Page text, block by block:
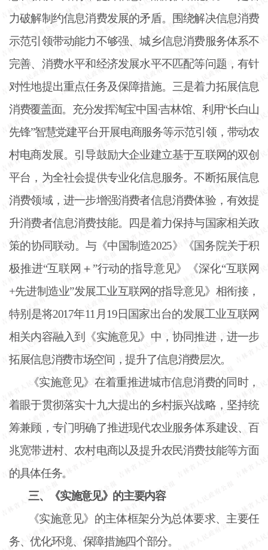
力破解制约信息消费发展的矛盾。围绕解决信息消费
示范引领带动能力不够强、城乡信息消费服务体系不
完善、消费水平和经济发展水平不匹配等问题，有针
对性地提出重点任务及保障措施。三是着力拓展信息
消费覆盖面。充分发挥淘宝中国·吉林馆、利用“长白山
先锋”智慧党建平台开展电商服务等示范引领，带动农
村电商发展。引导鼓励大企业建立基于互联网的双创
平台，为全社会提供专业化信息服务。不断拓展信息
消费领域，进一步增强消费者信息消费体验，有效提
升消费者信息消费技能。四是着力保持与国家相关政
策的协同联动。与《中国制造2025》《国务院关于积
极推进“互联网＋”行动的指导意见》《深化“互联网
+先进制造业”发展工业互联网的指导意见》相衔接，
特别是将2017年11月19日国家出台的发展工业互联网
相关内容融入到《实施意见》中，协同推进，进一步
拓展信息消费市场空间，提升了信息消费层次。
《实施意见》在着重推进城市信息消费的同时，
着眼于贯彻落实十九大提出的乡村振兴战略，坚持统
筹兼顾，专门明确了推进现代农业服务体系建设、百
兆宽带进村、农村电商以及提升农民消费技能等方面
的具体任务。
三、《实施意见》的主要内容
《实施意见》的主体框架分为总体要求、主要任
务、优化环境、保障措施四个部分。